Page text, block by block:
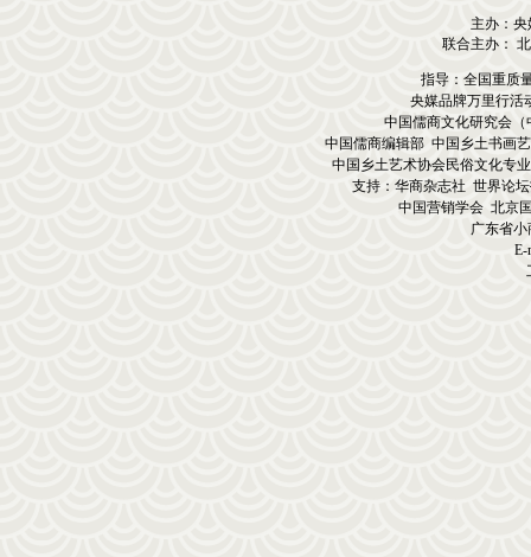
主办：
联合主办：
指导：全国重质
央媒品牌万里行活
中国儒商文化研究会
中国儒商编辑部 中国乡土书画
中国乡土艺术协会民俗文化专
支持：华商杂志社 世界论
中国营销学会 北京
广东省
E-